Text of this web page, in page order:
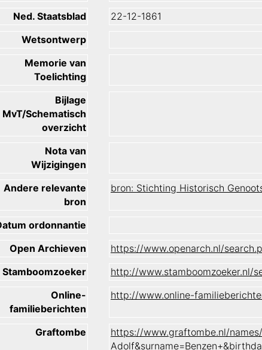
Ned. Staatsblad
22-12-1861
Wetsontwerp
Memorie van
Toelichting
Bijlage
MvT/Schematisch
overzicht
Nota van
Wijzigingen
Andere relevante
bron
bron: Stichting Historisch
ordonnantie
Open Archieven
https://www.openarch.nl/
Stamboomzoeker
http://www.stamboomzoeker.nl/
Online-
familieberichten
http://www.online-
Graftombe
https://www.graftombe.nl/